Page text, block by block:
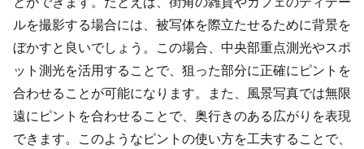
ルを撮影する場合には、被写体を際立たせるために背景を
ぼかすと良いでしょう。この場合、中央部重点測光やスポ
ット測光を活用することで、狙った部分に正確にピントを
合わせることが可能になります。また、風景写真では無限
遠にピントを合わせることで、奥行きのある広がりを表現
できます。このようなピントの使い方を工夫することで、